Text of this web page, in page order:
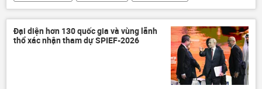
Singapore
Philippines
Đảng Cộng sản Việt Nam
Tô Lâm
El Nino
Quan điểm-Ý kiến
Kinh tế
quan hệ quốc tế
Đại diện hơn 130 quốc gia và vùng lãnh
thổ xác nhận tham dự SPIEF-2026